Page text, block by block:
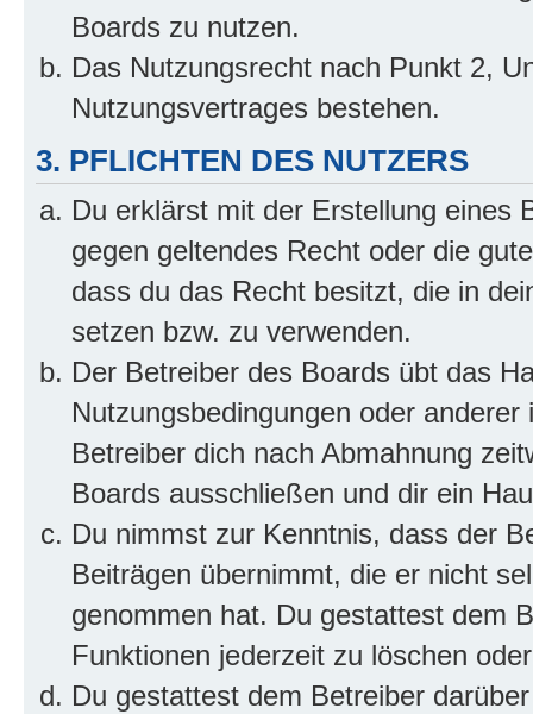
Boards zu nutzen.
Das Nutzungsrecht nach Punkt 2,
Nutzungsvertrages bestehen.
3. PFLICHTEN DES NUTZERS
Du erklärst mit der Erstellung eines
gegen geltendes Recht oder die
dass du das Recht besitzt, die in
setzen bzw. zu verwenden.
Der Betreiber des Boards übt das
Nutzungsbedingungen oder
Betreiber dich nach Abmahnung
Boards ausschließen und dir ein
Du nimmst zur Kenntnis, dass der
Beiträgen übernimmt, die er nicht
genommen hat. Du gestattest dem
Funktionen jederzeit zu löschen
Du gestattest dem Betreiber